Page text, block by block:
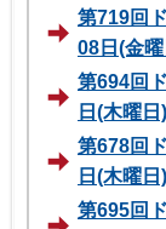
第719回
08日(金
第694回
日(木曜日
第678回
日(木曜日
第695回